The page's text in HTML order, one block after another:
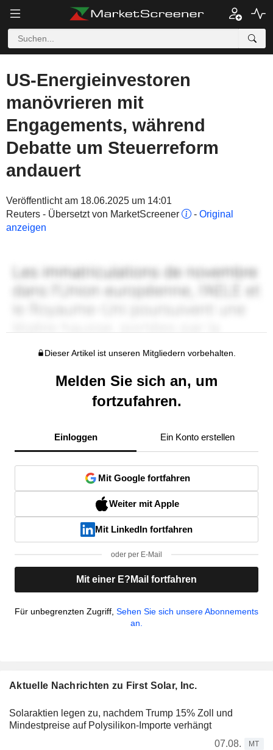
US-Energieinvestoren
manövrieren mit
Engagements, während
Debatte um Steuerreform
andauert
Veröffentlicht am 18.06.2025 um 14:01
Reuters - Übersetzt von MarketScreener
- Original
anzeigen
Dieser Artikel ist unseren Mitgliedern vorbehalten.
Melden Sie sich an, um
fortzufahren.
Einloggen Ein Konto erstellen
Mit Google fortfahren
Weiter mit Apple
Mit LinkedIn fortfahren
oder per E-Mail
Mit einer E?Mail fortfahren
Für unbegrenzten Zugriff, Sehen Sie sich unsere Abonnements
an.
Aktuelle Nachrichten zu First Solar, Inc.
Solaraktien legen zu, nachdem Trump 15% Zoll und
Mindestpreise auf Polysilikon-Importe verhängt
07.08.
MT